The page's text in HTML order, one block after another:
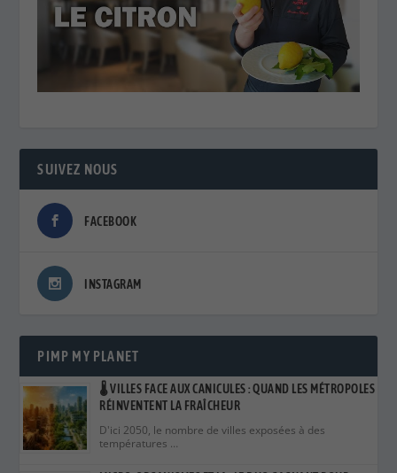
SUIVEZ NOUS
FACEBOOK
INSTAGRAM
PIMP MY PLANET
🌡️ VILLES FACE AUX CANICULES : QUAND LES MÉTROPOLES
RÉINVENTENT LA FRAÎCHEUR
D'ici 2050, le nombre de villes exposées à des
températures …